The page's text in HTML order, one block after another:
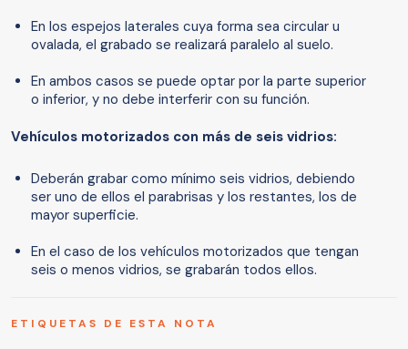
En los espejos laterales cuya forma sea circular u
ovalada, el grabado se realizará paralelo al suelo.
En ambos casos se puede optar por la parte superior
o inferior, y no debe interferir con su función.
Vehículos motorizados con más de seis vidrios:
Deberán grabar como mínimo seis vidrios, debiendo
ser uno de ellos el parabrisas y los restantes, los de
mayor superficie.
En el caso de los vehículos motorizados que tengan
seis o menos vidrios, se grabarán todos ellos.
ETIQUETAS DE ESTA NOTA